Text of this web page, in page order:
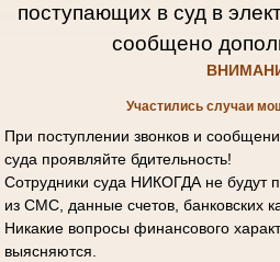
поступающих в суд в
сообщено
Участились случаи
При поступлении звонков и
суда проявляйте бдительность!
Сотрудники суда НИКОГДА не будут
из СМС, данные счетов, банковских
Никакие вопросы финансового
выясняются.